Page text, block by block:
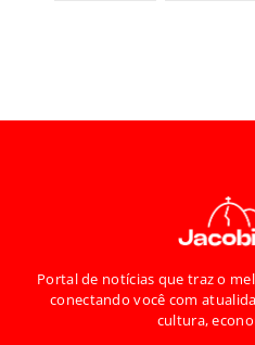
Portal de notícias que traz o
conectando você com
cultura,